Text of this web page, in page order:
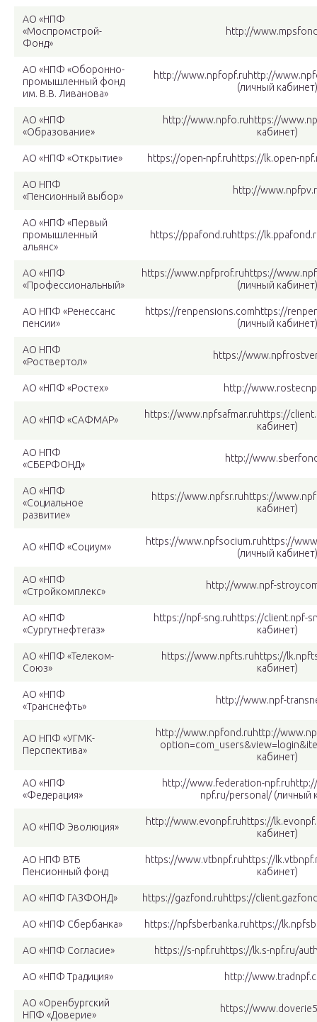
АО «НПФ
«Моспромстрой-
Фонд»
http://
АО «НПФ «Оборонно-
промышленный фонд
им. В.В. Ливанова»
http://www.npfopf.ruhttp://
(личный кабинет)
АО «НПФ
«Образование»
http://www.npfo.ruhttps://
кабинет)
АО «НПФ «Открытие» https://open-npf.ruhttps://lk.open-
АО НПФ
«Пенсионный выбор»
http://
АО «НПФ «Первый
промышленный
альянс»
https://ppafond.ruhttps://
АО «НПФ
«Профессиональный»
https://www.npfprof.ruhttps://
(личный кабинет)
АО НПФ «Ренессанс
пенсии»
https://renpensions.comhttps://
(личный кабинет)
АО НПФ
«Роствертол»
https://
АО «НПФ «Ростех» http://
АО «НПФ «САФМАР»
https://www.npfsafmar.ruhttps://
кабинет)
АО НПФ
«СБЕРФОНД»
http://
АО «НПФ
«Социальное
развитие»
https://www.npfsr.ruhttps://
кабинет)
АО «НПФ «Социум»
https://www.npfsocium.ruhttps://
(личный кабинет)
АО «НПФ
«Стройкомплекс»
http://www.npf-
АО «НПФ
«Сургутнефтегаз»
https://npf-sng.ruhttps://client.npf-
кабинет)
АО «НПФ «Телеком-
Союз»
https://www.npfts.ruhttps://
кабинет)
АО «НПФ
«Транснефть»
http://www.npf-
АО НПФ «УГМК-
Перспектива»
http://www.npfond.ruhttp://
кабинет)
АО «НПФ
«Федерация»
http://www.federation-
npf.ru/personal/ (личный
АО «НПФ Эволюция»
http://www.evonpf.ruhttps://
кабинет)
АО НПФ ВТБ
Пенсионный фонд
https://www.vtbnpf.ruhttps://
кабинет)
АО «НПФ ГАЗФОНД» https://gazfond.ruhttps://
АО «НПФ Сбербанка» https://npfsberbanka.ruhttps://
АО «НПФ Согласие» https://s-npf.ruhttps://lk.s-npf.ru/
АО «НПФ Традиция» http://
АО «Оренбургский
НПФ «Доверие»
https://